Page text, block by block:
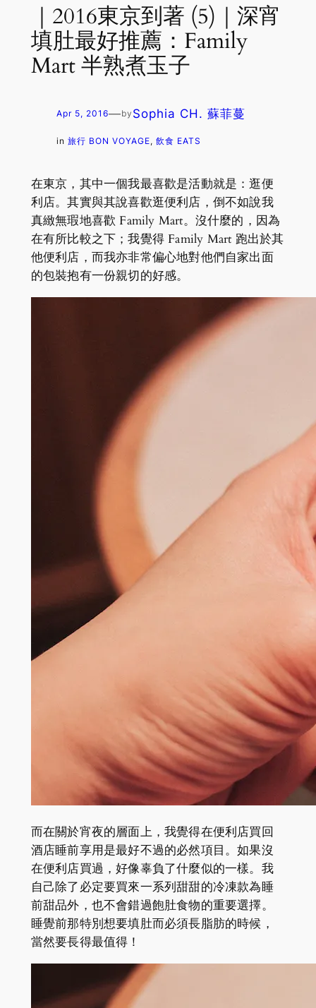
｜2016東京到著 (5)｜深宵
填肚最好推薦：Family
Mart 半熟煮玉子
Apr 5, 2016—by Sophia CH. 蘇菲蔓
in 旅行 BON VOYAGE, 飲食 EATS
在東京，其中一個我最喜歡是活動就是：逛便
利店。其實與其說喜歡逛便利店，倒不如說我
真緻無瑕地喜歡 Family Mart。沒什麼的，因為
在有所比較之下；我覺得 Family Mart 跑出於其
他便利店，而我亦非常偏心地對他們自家出面
的包裝抱有一份親切的好感。
而在關於宵夜的層面上，我覺得在便利店買回
酒店睡前享用是最好不過的必然項目。如果沒
在便利店買過，好像辜負了什麼似的一樣。我
自己除了必定要買來一系列甜甜的冷凍款為睡
前甜品外，也不會錯過飽肚食物的重要選擇。
睡覺前那特別想要填肚而必須長脂肪的時候，
當然要長得最值得！